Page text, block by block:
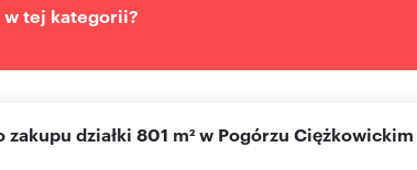
tej kategorii?
zakupu działki 801 m² w Pogórzu Ciężkowickim